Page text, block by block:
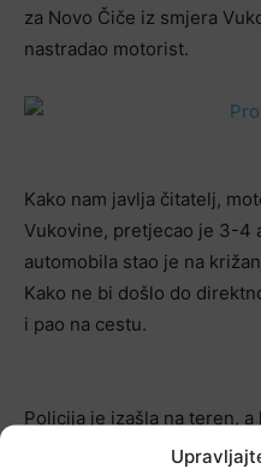
za Novo Čiče iz smjera
nastradao motorist.
Kako nam javlja čitatelj,
Vukovine, pretjecao je 3-4
automobila stao je na
Kako ne bi došlo do
i pao na cestu.
Policija je izašla na teren,
motorista odvezla na Rebro.